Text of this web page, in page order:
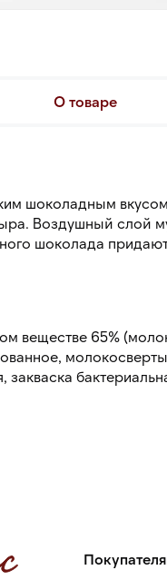
О товаре
шоколадным
Воздушный слой
шоколада
для вашего
веществе 65%
м.д.ж. 82%
разрыхлитель –
пищевой,